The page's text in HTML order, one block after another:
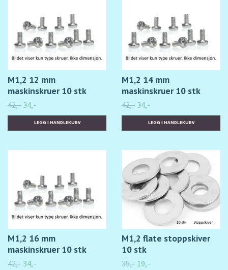
M1,2 12 mm
maskinskruer 10 stk
42,- 34,-
M1,2 14 mm
maskinskruer 10 stk
42,- 34,-
M1,2 16 mm
maskinskruer 10 stk
42,- 34,-
M1,2 flate stoppskiver
10 stk
35,- 19,-